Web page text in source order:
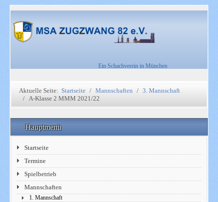
Ein Schachverein in München
Aktuelle Seite: Startseite Mannschaften
3. Mannschaft
A-Klasse 2 MMM 2021/22
Hauptmenü
Startseite
Termine
Spielbetrieb
Mannschaften
1. Mannschaft